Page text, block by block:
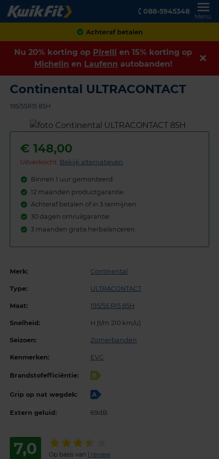
088-5945348
Menu
Achteraf betalen
Nu 20% korting op Pirelli en 15% korting op
Michelin en Laufenn autobanden!
Continental ULTRACONTACT
195/55R15 85H
€ 148,00
Uitverkocht: Bekijk alternatieven
Binnen 1 uur gemonteerd
12 maanden productgarantie
Achteraf betalen of in 3 termijnen
30 dagen omruilgarantie
3 maanden gratis herbalanceren
Merk: Continental
Type: ULTRACONTACT
Maat: 195/55 R15 85H
Snelheid: H (t/m 210 km/u)
Seizoen: Zomerbanden
Kenmerken: EVC
Brandstofefficiëntie: B
Grip op nat wegdek: A
Extern geluid: 69dB
7,0 Op basis van 1 review